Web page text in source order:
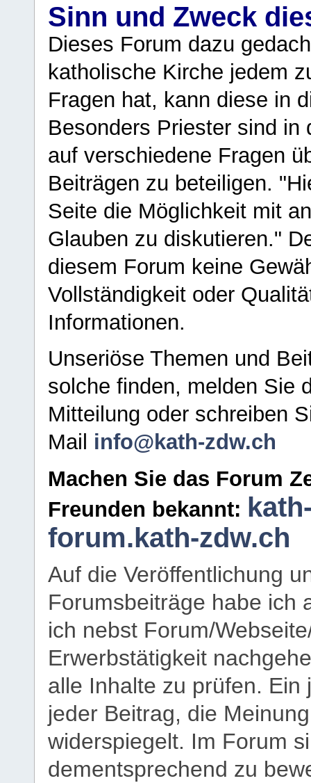
Sinn und Zweck
Dieses Forum dazu
katholische Kirche jedem
Fragen hat, kann diese in
Besonders Priester sind in
auf verschiedene Fragen
Beiträgen zu beteiligen.
Seite die Möglichkeit mit
Glauben zu diskutieren."
diesem Forum keine
Vollständigkeit oder
Informationen.
Unseriöse Themen und
solche finden, melden Sie
Mitteilung oder schreiben
Mail info@kath-zdw.ch
Machen Sie das Forum
Freunden bekannt:
forum.kath-zdw.ch
Auf die Veröffentlichung
Forumsbeiträge habe ich
ich nebst Forum/
Erwerbstätigkeit
alle Inhalte zu prüfen.
jeder Beitrag, die
widerspiegelt. Im Forum
dementsprechend zu